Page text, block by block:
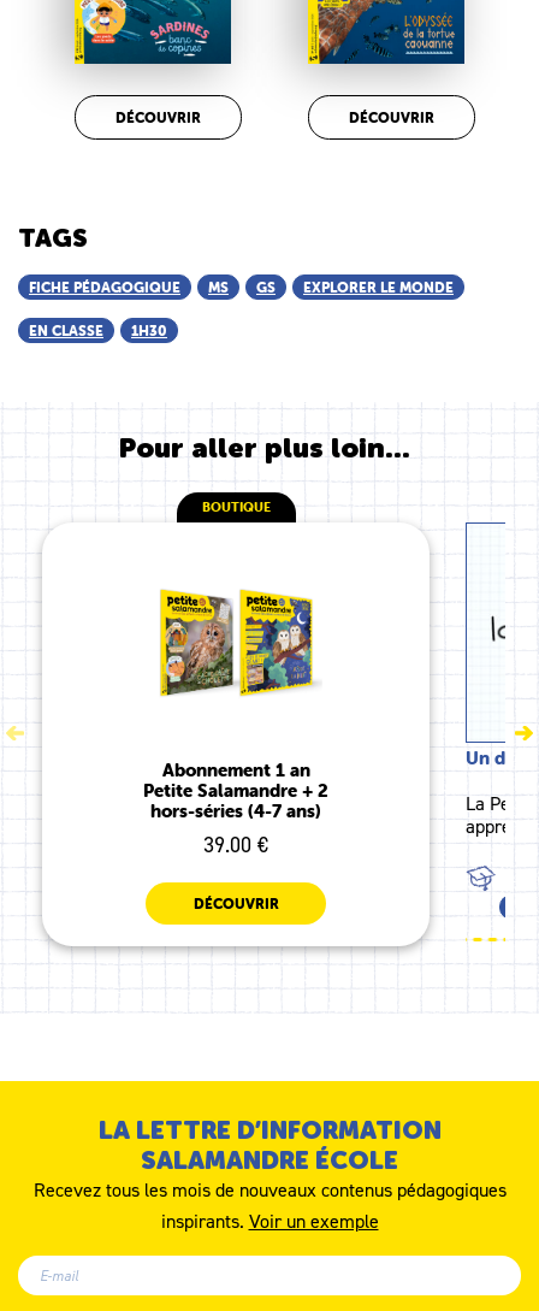
DÉCOUVRIR DÉCOUVRIR
TAGS
FICHE PÉDAGOGIQUE MS GS EXPLORER LE MONDE
EN CLASSE 1H30
Pour aller plus loin...
BOUTIQUE
Abonnement 1 an
Petite Salamandre + 2
hors-séries (4-7 ans)
39.00 €
DÉCOUVRIR
Un
La
LA LETTRE D’INFORMATION
SALAMANDRE ÉCOLE
Recevez tous les mois de nouveaux contenus pédagogiques
inspirants. Voir un exemple